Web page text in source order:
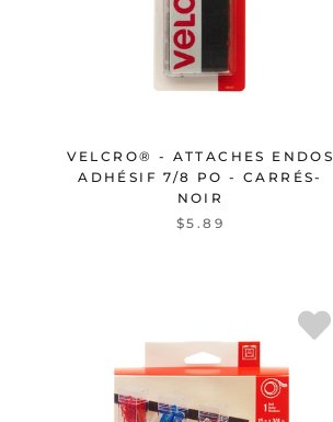
VELCRO® - ATTACHES ENDOS
ADHÉSIF 7/8 PO - CARRÉS-
NOIR
$5.89